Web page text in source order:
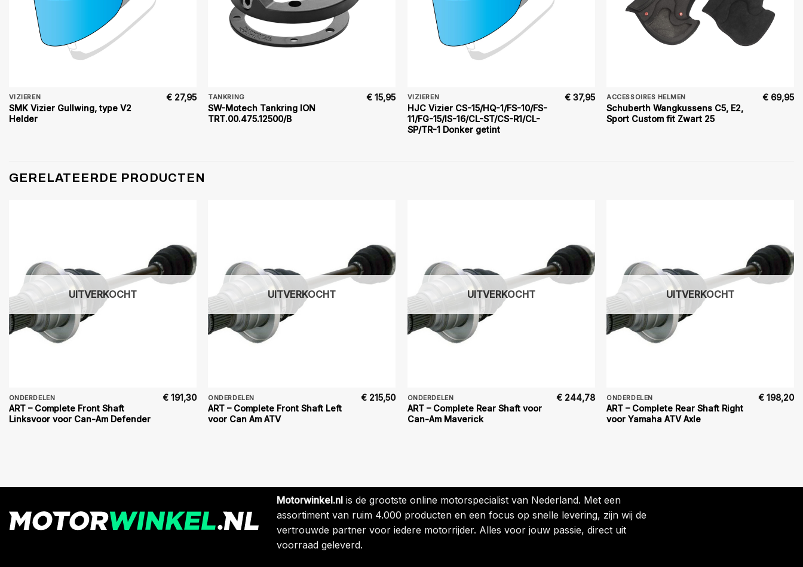
VIZIEREN
SMK Vizier Gullwing, type V2
Helder
€27,95 TANKRING
SW-Motech Tankring ION
TRT.00.475.12500/B
€ 15,95 VIZIEREN
HJC Vizier CS-15/HQ-1/FS-10/FS-
11/FG-15/IS-16/CL-ST/CS-R1/CL-
SP/TR-1 Donker getint
€37,95 ACCESSOIRES HELMEN
Schuberth Wangkussens C5, E2,
Sport Custom fit Zwart 25
€ 69,95
GERELATEERDE PRODUCTEN
UITVERKOCHT
ONDERDELEN
ART – Complete Front Shaft
Linksvoor voor Can-Am Defender
€191,30
UITVERKOCHT
ONDERDELEN
ART – Complete Front Shaft Left
voor Can Am ATV
€ 215,50
UITVERKOCHT
ONDERDELEN
ART – Complete Rear Shaft voor
Can-Am Maverick
€244,78
UITVERKOCHT
ONDERDELEN
ART – Complete Rear Shaft Right
voor Yamaha ATV Axle
€ 198,20
Motorwinkel.nl is de grootste online motorspecialist van Nederland. Met een
assortiment van ruim 4.000 producten en een focus op snelle levering, zijn wij de
vertrouwde partner voor iedere motorrijder. Alles voor jouw passie, direct uit
voorraad geleverd.